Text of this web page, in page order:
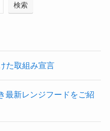
検索
た取組み宣言
最新レンジフードをご紹